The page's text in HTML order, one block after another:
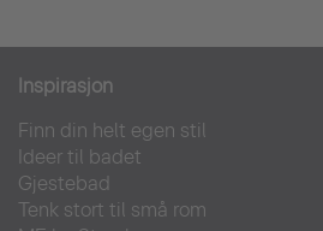
Inspirasjon
Finn din helt egen stil
Ideer til badet
Gjestebad
Tenk stort til små rom